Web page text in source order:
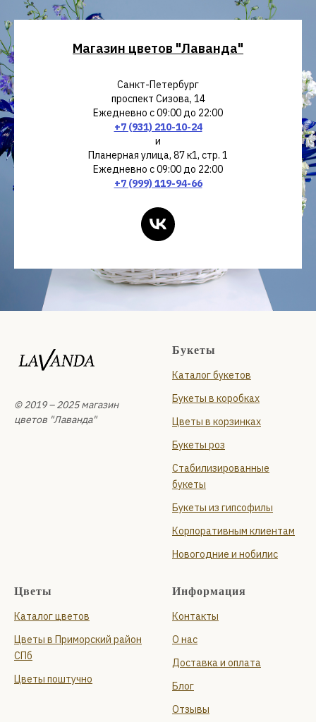
Магазин цветов "Лаванда"
Санкт-Петербург
проспект Сизова, 14
Ежедневно с 09:00 до 22:00
+7 (931) 210-10-24
и
Планерная улица, 87 к1, стр. 1
Ежедневно с 09:00 до 22:00
+7 (999) 119-94-66
© 2019 – 2025 магазин
цветов "Лаванда"
Букеты
Каталог букетов
Букеты в коробках
Цветы в корзинках
Букеты роз
Стабилизированные
букеты
Букеты из гипсофилы
Корпоративным клиентам
Новогодние и нобилис
Цветы
Каталог цветов
Цветы в Приморский район
СПб
Цветы поштучно
Информация
Контакты
О нас
Доставка и оплата
Блог
Отзывы